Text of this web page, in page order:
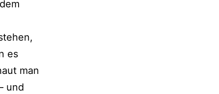
es
man
und